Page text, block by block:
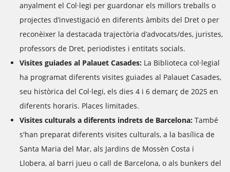
anyalment el Col·legi per guardonar els millors treballs o
projectes d’investigació en diferents àmbits del Dret o per
reconèixer la destacada trajectòria d’advocats/des, juristes,
professors de Dret, periodistes i entitats socials.
Visites guiades al Palauet Casades: La Biblioteca col·legial
ha programat diferents visites guiades al Palauet Casades,
seu històrica del Col·legi, els dies 4 i 6 demarç de 2025 en
diferents horaris. Places limitades.
Visites culturals a diferents indrets de Barcelona: També
s'han preparat diferents visites culturals, a la basílica de
Santa Maria del Mar, als Jardins de Mossèn Costa i
Llobera, al barri jueu o call de Barcelona, o als bunkers del